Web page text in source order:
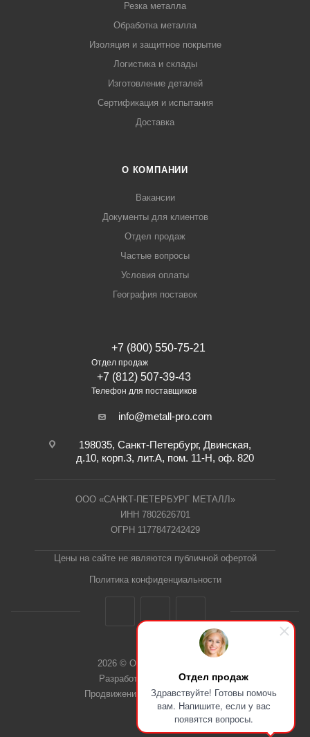
Отдел продаж
Здравствуйте! Готовы помочь
вам. Напишите, если у вас
появятся вопросы.
Резка металла
Обработка металла
Изоляция и защитное покрытие
Логистика и склады
Изготовление деталей
Сертификация и испытания
Доставка
О КОМПАНИИ
Вакансии
Документы для клиентов
Отдел продаж
Частые вопросы
Условия оплаты
География поставок
+7 (800) 550-75-21
Отдел продаж
+7 (812) 507-39-43
Телефон для поставщиков
info@metall-pro.com
198035, Санкт-Петербург, Двинская,
д.10, корп.3, лит.А, пом. 11-Н, оф. 820
ООО «САНКТ-ПЕТЕРБУРГ МЕТАЛЛ»
ИНН 7802626701
ОГРН 1177847242429
Цены на сайте не являются публичной офертой
Политика конфиденциальности
2026 © ООО "СПб Металл"
Разработка сайта Dieztech
Продвижение сайта — Веб-Центр